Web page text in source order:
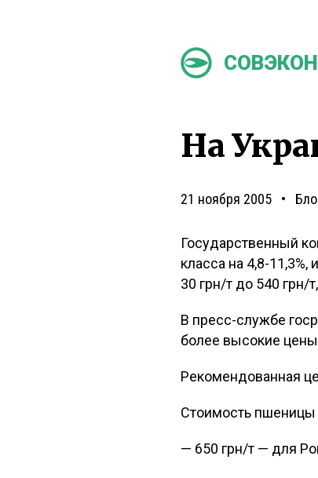
СОВЭКОН
На
21 ноября 2005
Государственный
класса на 4,8-11,3%,
30 грн/т до 540 грн/
В пресс-службе
более высокие цены
Рекомендованная
Стоимость пшеницы
— 650 грн/т — для